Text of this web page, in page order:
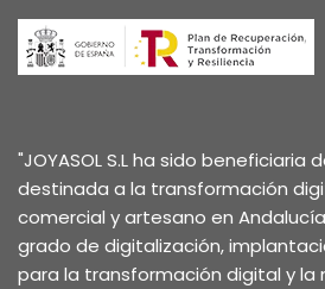
"JOYASOL S.L ha sido beneficiaria
destinada a la transformación
comercial y artesano en
grado de digitalización,
para la transformación digital y la